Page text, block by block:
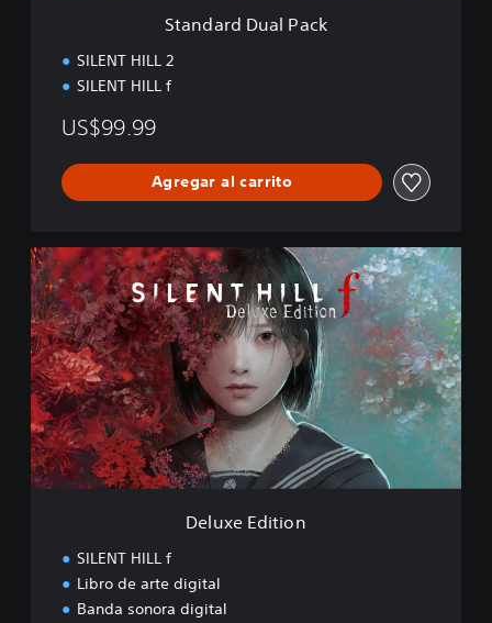
Standard Dual Pack
SILENT HILL 2
SILENT HILL f
US$99.99
Agregar al carrito
D
e
l
u
x
e
E
d
i
t
i
o
Deluxe Edition
SILENT HILL f
Libro de arte digital
Banda sonora digital